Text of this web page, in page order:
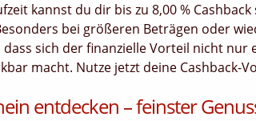
kannst du dir bis zu 8,00 %
bei größeren Beträgen oder
sich der finanzielle Vorteil nicht
macht. Nutze jetzt deine Cashback-
entdecken – feinster